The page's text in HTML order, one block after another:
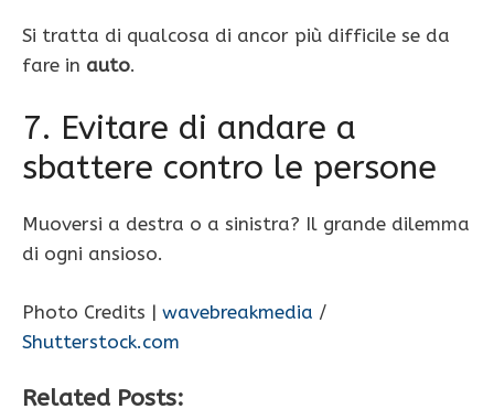
Si tratta di qualcosa di ancor più difficile se da
fare in auto.
7. Evitare di andare a
sbattere contro le persone
Muoversi a destra o a sinistra? Il grande dilemma
di ogni ansioso.
Photo Credits | wavebreakmedia /
Shutterstock.com
Related Posts: